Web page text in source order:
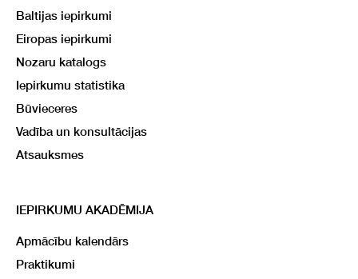
Baltijas iepirkumi
Eiropas iepirkumi
Nozaru katalogs
Iepirkumu statistika
Būvieceres
Vadība un konsultācijas
Atsauksmes
IEPIRKUMU AKADĒMIJA
Apmācību kalendārs
Praktikumi